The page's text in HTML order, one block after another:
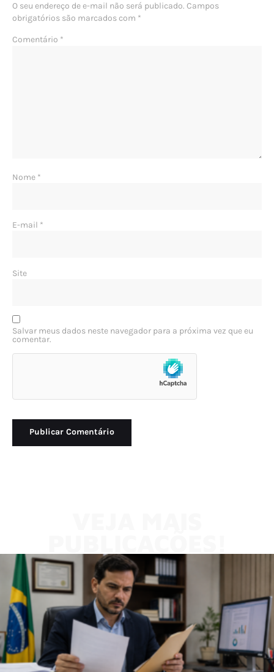
O seu endereço de e-mail não será publicado. Campos
obrigatórios são marcados com *
Comentário *
Nome *
E-mail *
Site
Salvar meus dados neste navegador para a próxima vez que eu
comentar.